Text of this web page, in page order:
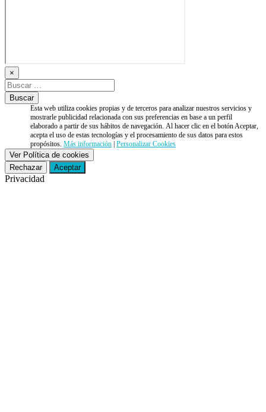
×
Esta web utiliza cookies propias y de terceros para analizar nuestros servicios y
mostrarle publicidad relacionada con sus preferencias en base a un perfil
elaborado a partir de sus hábitos de navegación. Al hacer clic en el botón Aceptar,
acepta el uso de estas tecnologías y el procesamiento de sus datos para estos
propósitos.Más información |Personalizar Cookies
Ver Política de cookies
Rechazar
Aceptar
Privacidad